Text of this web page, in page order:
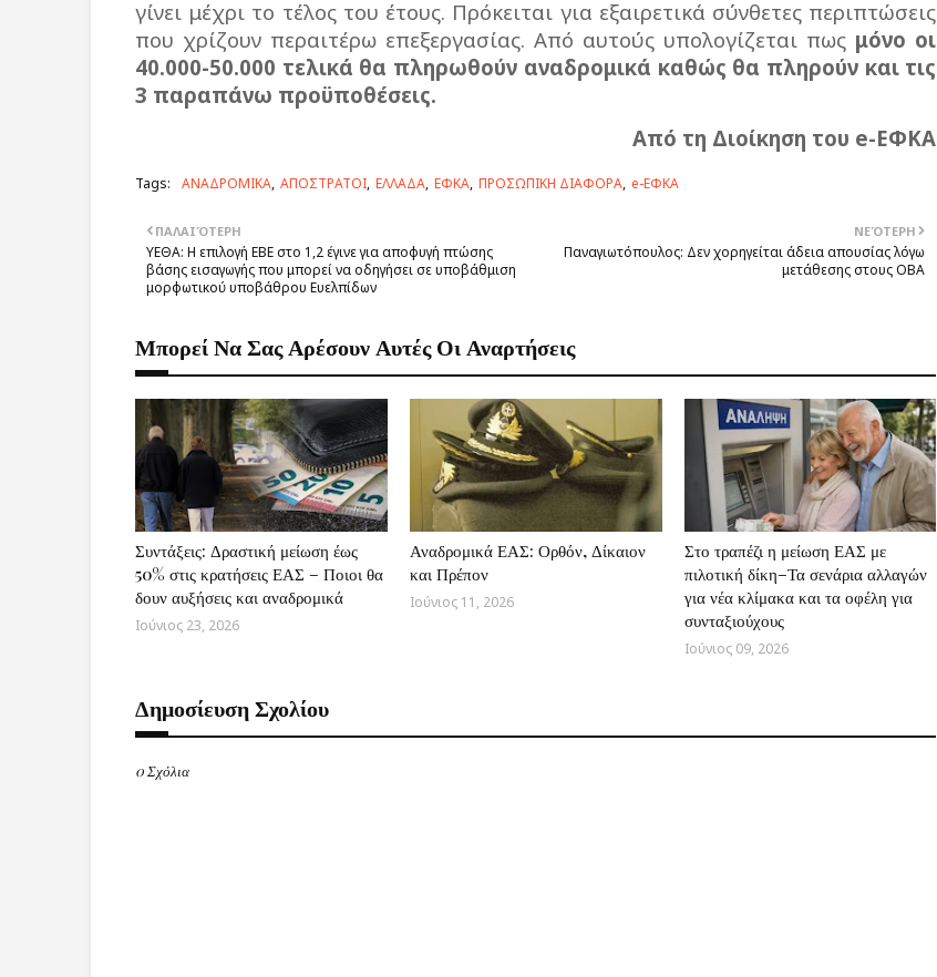
γίνει μέχρι το τέλος του έτους. Πρόκειται για εξαιρετικά σύνθετες περιπτώσεις
που χρίζουν περαιτέρω επεξεργασίας. Από αυτούς υπολογίζεται πως μόνο οι
40.000-50.000 τελικά θα πληρωθούν αναδρομικά καθώς θα πληρούν και τις
3 παραπάνω προϋποθέσεις.
Από τη Διοίκηση του e-ΕΦΚΑ
Tags: ΑΝΑΔΡΟΜΙΚΑ ΑΠΟΣΤΡΑΤΟΙ ΕΛΛΑΔΑ ΕΦΚΑ ΠΡΟΣΩΠΙΚΗ ΔΙΑΦΟΡΑ e-ΕΦΚΑ
ΝΕΌΤΕΡΗ
Παναγιωτόπουλος: Δεν χορηγείται άδεια απουσίας λόγω
μετάθεσης στους ΟΒΑ
ΠΑΛΑΙΌΤΕΡΗ
ΥΕΘΑ: Η επιλογή ΕΒΕ στο 1,2 έγινε για αποφυγή πτώσης
βάσης εισαγωγής που μπορεί να οδηγήσει σε υποβάθμιση
μορφωτικού υποβάθρου Ευελπίδων
Μπορεί Να Σας Αρέσουν Αυτές Οι Αναρτήσεις
Συντάξεις: Δραστική μείωση έως
50% στις κρατήσεις ΕΑΣ – Ποιοι θα
δουν αυξήσεις και αναδρομικά
Ιούνιος 23, 2026
Αναδρομικά ΕΑΣ: Ορθόν, Δίκαιον
και Πρέπον
Ιούνιος 11, 2026
Στο τραπέζι η μείωση ΕΑΣ με
πιλοτική δίκη–Τα σενάρια αλλαγών
για νέα κλίμακα και τα οφέλη για
συνταξιούχους
Ιούνιος 09, 2026
Δημοσίευση Σχολίου
0 Σχόλια